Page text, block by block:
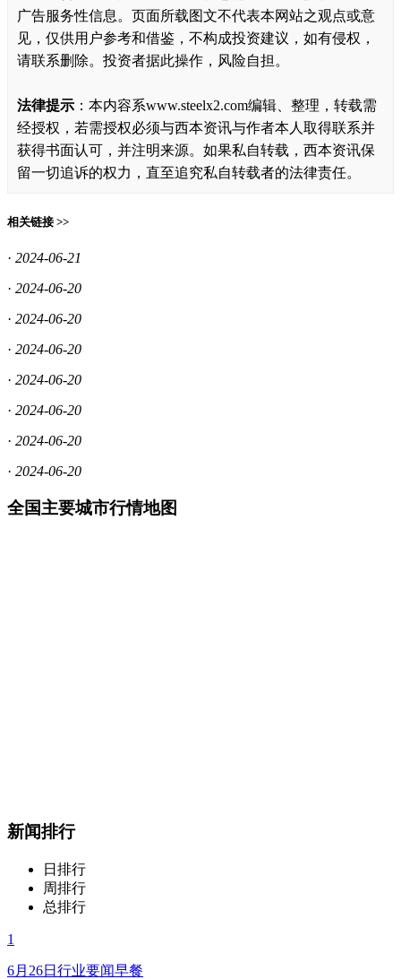
广告服务性信息。页面所载图文不代表本网站之观点或意
见，仅供用户参考和借鉴，不构成投资建议，如有侵权，
请联系删除。投资者据此操作，风险自担。
法律提示 ：本内容系www.steelx2.com编辑、整理，转载需
经授权，若需授权必须与西本资讯与作者本人取得联系并
获得书面认可，并注明来源。如果私自转载，西本资讯保
留一切追诉的权力，直至追究私自转载者的法律责任。
相关链接 >>
· 2024-06-21
· 2024-06-20
· 2024-06-20
· 2024-06-20
· 2024-06-20
· 2024-06-20
· 2024-06-20
· 2024-06-20
全国主要城市行情地图
新闻排行
日排行
周排行
总排行
1
6月26日行业要闻早餐